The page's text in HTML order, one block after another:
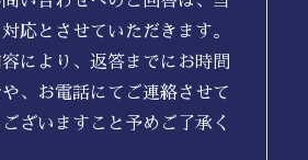
応とさせていただきます。
により、返答までにお時間
、お電話にてご連絡させて
ざいますこと予めご了承く